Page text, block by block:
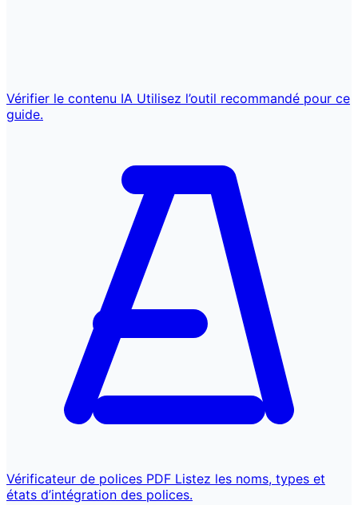
Vérifier le contenu IA Utilisez l’outil recommandé pour ce
guide.
Vérificateur de polices PDF Listez les noms, types et
états d’intégration des polices.